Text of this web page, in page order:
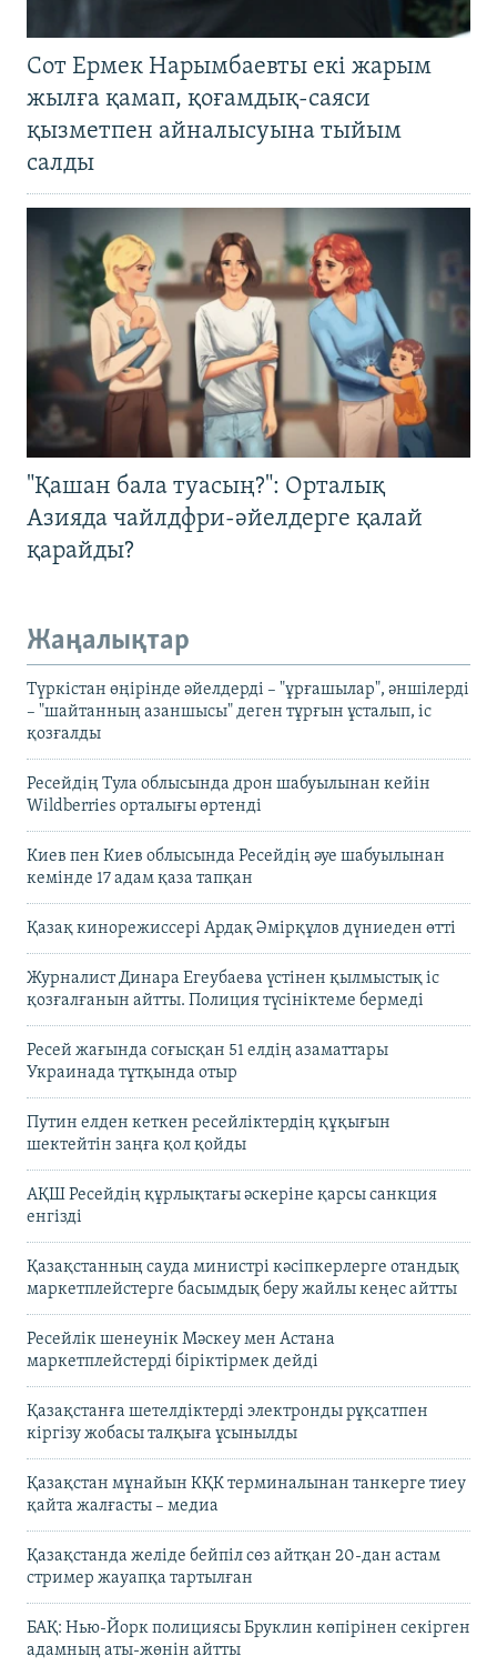
Сот Ермек Нарымбаевты екі жарым
жылға қамап, қоғамдық-саяси
қызметпен айналысуына тыйым
салды
"Қашан бала туасың?": Орталық
Азияда чайлдфри-әйелдерге қалай
қарайды?
Жаңалықтар
Түркістан өңірінде әйелдерді – "ұрғашылар", әншілерді
– "шайтанның азаншысы" деген тұрғын ұсталып, іс
қозғалды
Ресейдің Тула облысында дрон шабуылынан кейін
Wildberries орталығы өртенді
Киев пен Киев облысында Ресейдің әуе шабуылынан
кемінде 17 адам қаза тапқан
Қазақ кинорежиссері Ардақ Әмірқұлов дүниеден өтті
Журналист Динара Егеубаева үстінен қылмыстық іс
қозғалғанын айтты. Полиция түсініктеме бермеді
Ресей жағында соғысқан 51 елдің азаматтары
Украинада тұтқында отыр
Путин елден кеткен ресейліктердің құқығын
шектейтін заңға қол қойды
АҚШ Ресейдің құрлықтағы әскеріне қарсы санкция
енгізді
Қазақстанның сауда министрі кәсіпкерлерге отандық
маркетплейстерге басымдық беру жайлы кеңес айтты
Ресейлік шенеунік Мәскеу мен Астана
маркетплейстерді біріктірмек дейді
Қазақстанға шетелдіктерді электронды рұқсатпен
кіргізу жобасы талқыға ұсынылды
Қазақстан мұнайын КҚК терминалынан танкерге тиеу
қайта жалғасты – медиа
Қазақстанда желіде бейпіл сөз айтқан 20-дан астам
стример жауапқа тартылған
БАҚ: Нью-Йорк полициясы Бруклин көпірінен секірген
адамның аты-жөнін айтты